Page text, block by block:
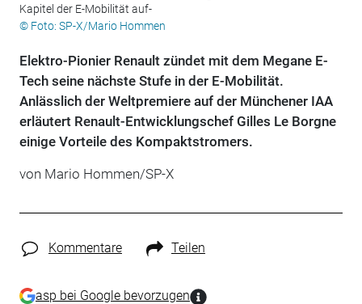
Kapitel der E-Mobilität auf-
© Foto: SP-X/Mario Hommen
Elektro-Pionier Renault zündet mit dem Megane E-
Tech seine nächste Stufe in der E-Mobilität.
Anlässlich der Weltpremiere auf der Münchener IAA
erläutert Renault-Entwicklungschef Gilles Le Borgne
einige Vorteile des Kompaktstromers.
von Mario Hommen/SP-X
Kommentare Teilen
asp bei Google bevorzugen